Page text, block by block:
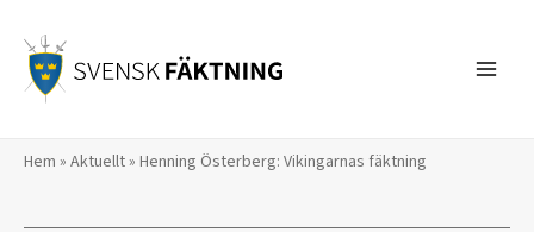
innehåll
Hem » Aktuellt» Henning Österberg: Vikingarnas fäktning